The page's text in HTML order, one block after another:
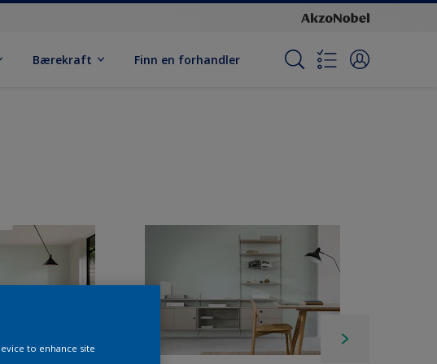
Bærekraft Finn en forhandler
to enhance site